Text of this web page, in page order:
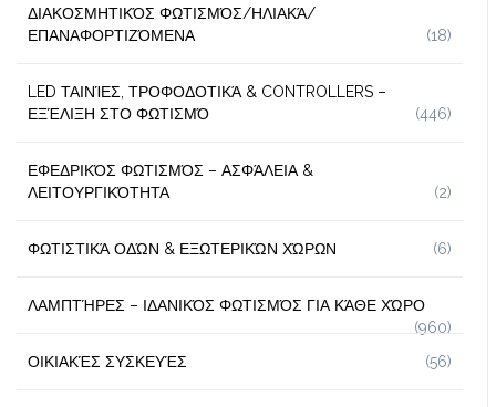
ΔΙΑΚΟΣΜΗΤΙΚΌΣ ΦΩΤΙΣΜΌΣ/ΗΛΙΑΚΆ/
ΕΠΑΝΑΦΟΡΤΙΖΌΜΕΝΑ
(18)
LED ΤΑΙΝΊΕΣ, ΤΡΟΦΟΔΟΤΙΚΆ & CONTROLLERS –
ΕΞΈΛΙΞΗ ΣΤΟ ΦΩΤΙΣΜΌ
(446)
ΕΦΕΔΡΙΚΌΣ ΦΩΤΙΣΜΌΣ – ΑΣΦΆΛΕΙΑ &
ΛΕΙΤΟΥΡΓΙΚΌΤΗΤΑ
(2)
ΦΩΤΙΣΤΙΚΆ ΟΔΏΝ & ΕΞΩΤΕΡΙΚΏΝ ΧΏΡΩΝ (6)
ΛΑΜΠΤΉΡΕΣ – ΙΔΑΝΙΚΌΣ ΦΩΤΙΣΜΌΣ ΓΙΑ ΚΆΘΕ ΧΏΡΟ
(960)
ΟΙΚΙΑΚΈΣ ΣΥΣΚΕΥΈΣ
(56)